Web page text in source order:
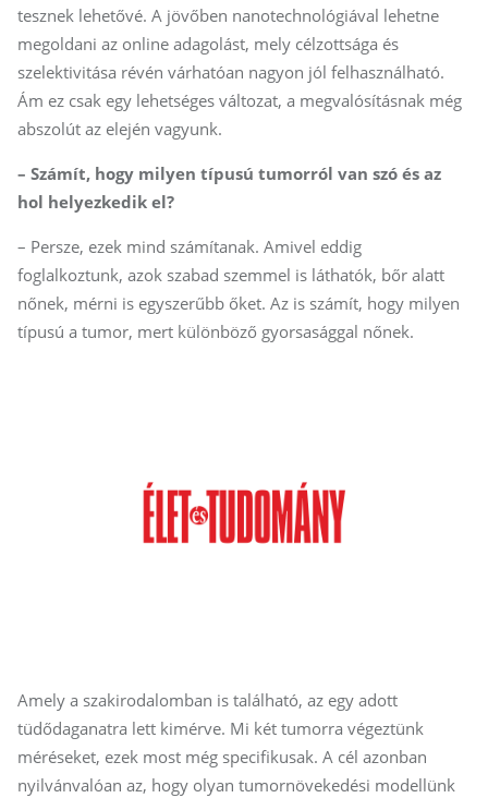
tesznek lehetővé. A jövőben nanotechnológiával lehetne
megoldani az online adagolást, mely célzottsága és
szelektivitása révén várhatóan nagyon jól felhasználható.
Ám ez csak egy lehetséges változat, a megvalósításnak még
abszolút az elején vagyunk.
– Számít, hogy milyen típusú tumorról van szó és az
hol helyezkedik el?
– Persze, ezek mind számítanak. Amivel eddig
foglalkoztunk, azok szabad szemmel is láthatók, bőr alatt
nőnek, mérni is egyszerűbb őket. Az is számít, hogy milyen
típusú a tumor, mert különböző gyorsasággal nőnek.
Amely a szakirodalomban is található, az egy adott
tüdődaganatra lett kimérve. Mi két tumorra végeztünk
méréseket, ezek most még specifikusak. A cél azonban
nyilvánvalóan az, hogy olyan tumornövekedési modellünk